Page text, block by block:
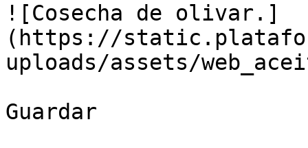
![Cosecha de olivar.]
(https://
uploads/assets/
Guardar